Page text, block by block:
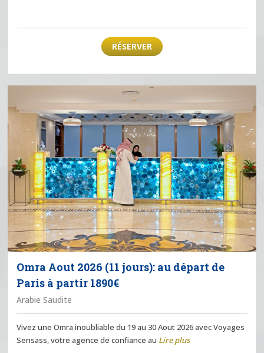
RÉSERVER
Omra Aout 2026 (11 jours): au départ de
Paris à partir 1890€
Arabie Saudite
Vivez une Omra inoubliable du 19 au 30 Aout 2026 avec Voyages
Sensass, votre agence de confiance au Lire plus